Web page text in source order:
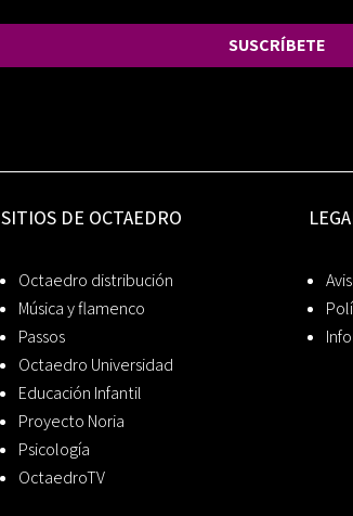
SUSCRÍBETE
SITIOS DE OCTAEDRO
Octaedro distribución
Música y flamenco
Passos
Octaedro Universidad
Educación Infantil
Proyecto Noria
Psicología
OctaedroTV